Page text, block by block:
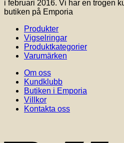
i februari 2016. Vi har en trogen
butiken på Emporia
Produkter
Vigselringar
Produktkategorier
Varumärken
Om oss
Kundklubb
Butiken i Emporia
Villkor
Kontakta oss